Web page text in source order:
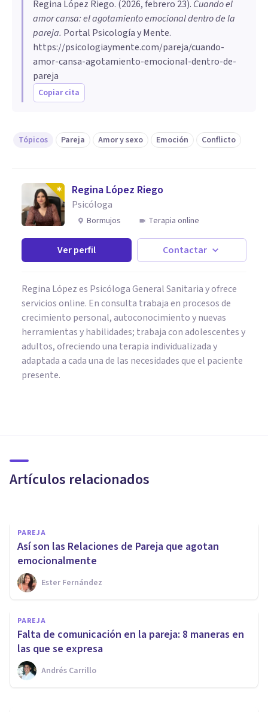
Regina López Riego. (2026, febrero 23). Cuando el
amor cansa: el agotamiento emocional dentro de la
pareja. Portal Psicología y Mente.
https://psicologiaymente.com/pareja/cuando-
amor-cansa-agotamiento-emocional-dentro-de-
pareja
Copiar cita
Tópicos Pareja Amor y sexo Emoción Conflicto
Regina López Riego
Psicóloga
Bormujos Terapia online
Ver perfil Contactar
Regina López es Psicóloga General Sanitaria y ofrece
servicios online. En consulta trabaja en procesos de
crecimiento personal, autoconocimiento y nuevas
herramientas y habilidades; trabaja con adolescentes y
adultos, ofreciendo una terapia individualizada y
adaptada a cada una de las necesidades que el paciente
presente.
Artículos relacionados
edad, ¿existen riesgos?
PAREJA
Así son las Relaciones de Pareja que agotan
emocionalmente
Ester Fernández
PAREJA
Falta de comunicación en la pareja: 8 maneras en
las que se expresa
Andrés Carrillo
¿Cómo mejorar la relación ante
los problemas de pareja?
Adhara Psicología